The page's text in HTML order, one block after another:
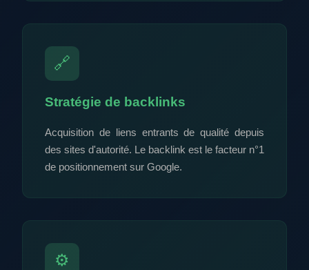
🔗
Stratégie de backlinks
Acquisition de liens entrants de qualité depuis
des sites d'autorité. Le backlink est le facteur n°1
de positionnement sur Google.
⚙️